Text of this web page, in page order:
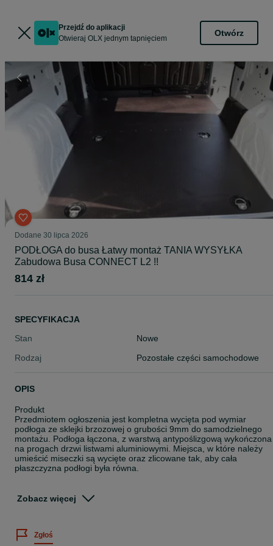
Przejdź do aplikacji
Otwieraj OLX jednym tapnięciem
Otwórz
Dodane 30 lipca 2026
PODŁOGA do busa Łatwy montaż TANIA WYSYŁKA
Zabudowa Busa CONNECT L2 !!
814 zł
SPECYFIKACJA
Stan
Nowe
Rodzaj
Pozostałe części samochodowe
OPIS
Produkt
Przedmiotem ogłoszenia jest kompletna wycięta pod wymiar
podłoga ze sklejki brzozowej o grubości 9mm do samodzielnego
montażu. Podłoga łączona, z warstwą antypoślizgową wykończona
na progach drzwi listwami aluminiowymi. Miejsca, w które należy
umieścić miseczki są wycięte oraz zlicowane tak, aby cała
płaszczyzna podłogi była równa.
kawałku do 4 m.
Kit montażowy
Zobacz więcej
Zgłoś